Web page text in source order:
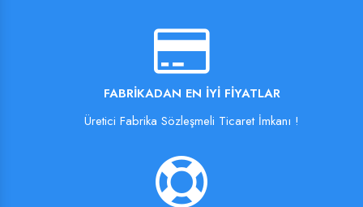
FABRIKADAN EN İYI FIYATLAR
Üretici Fabrika Sözleşmeli Ticaret İmkanı !